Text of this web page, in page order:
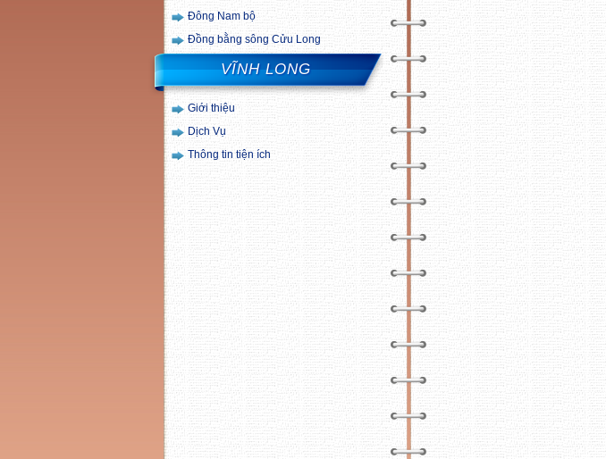
Đông Nam bộ
Đồng bằng sông Cửu Long
VĨNH LONG
Giới thiệu
Dịch Vụ
Thông tin tiện ích